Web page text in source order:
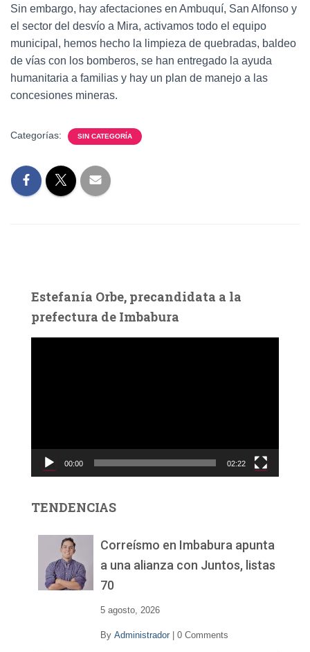
Sin embargo, hay afectaciones en Ambuquí, San Alfonso y
el sector del desvío a Mira, activamos todo el equipo
municipal, hemos hecho la limpieza de quebradas, baldeo
de vías con los bomberos, se han entregado la ayuda
humanitaria a familias y hay un plan de manejo a las
concesiones mineras.
Categorías: SIN CATEGORÍA
Estefanía Orbe, precandidata a la
prefectura de Imbabura
c
d
00:00 02:22
TENDENCIAS
Correísmo en Imbabura apunta
a una alianza con Juntos, listas
70
5 agosto, 2026
By Administrador 0 Comments